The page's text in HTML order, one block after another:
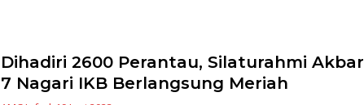
Dihadiri 2600 Perantau, Silaturahmi Akbar
7 Nagari IKB Berlangsung Meriah